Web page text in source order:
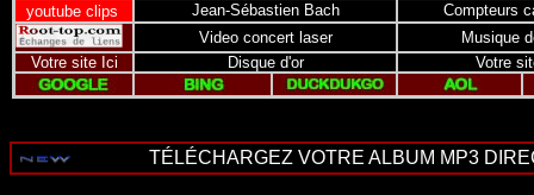
youtube clips
Jean-Sébastien Bach
Compteurs
Video concert laser
Musique
Votre site Ici
Disque d'or Votre
TÉLÉCHARGEZ VOTRE ALBUM MP3